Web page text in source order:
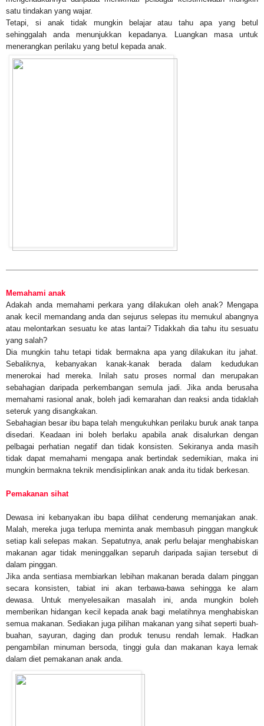
satu tindakan yang wajar.
Tetapi, si anak tidak mungkin belajar atau tahu apa yang betul
sehinggalah anda menunjukkan kepadanya. Luangkan masa untuk
menerangkan perilaku yang betul kepada anak.
Memahami anak
Adakah anda memahami perkara yang dilakukan oleh anak? Mengapa
anak kecil memandang anda dan sejurus selepas itu memukul abangnya
atau melontarkan sesuatu ke atas lantai? Tidakkah dia tahu itu sesuatu
yang salah?
Dia mungkin tahu tetapi tidak bermakna apa yang dilakukan itu jahat.
Sebaliknya, kebanyakan kanak-kanak berada dalam kedudukan
menerokai had mereka. Inilah satu proses normal dan merupakan
sebahagian daripada perkembangan semula jadi. Jika anda berusaha
memahami rasional anak, boleh jadi kemarahan dan reaksi anda tidaklah
seteruk yang disangkakan.
Sebahagian besar ibu bapa telah mengukuhkan perilaku buruk anak tanpa
disedari. Keadaan ini boleh berlaku apabila anak disalurkan dengan
pelbagai perhatian negatif dan tidak konsisten. Sekiranya anda masih
tidak dapat memahami mengapa anak bertindak sedemikian, maka ini
mungkin bermakna teknik mendisiplinkan anak anda itu tidak berkesan.
Pemakanan sihat
Dewasa ini kebanyakan ibu bapa dilihat cenderung memanjakan anak.
Malah, mereka juga terlupa meminta anak membasuh pinggan mangkuk
setiap kali selepas makan. Sepatutnya, anak perlu belajar menghabiskan
makanan agar tidak meninggalkan separuh daripada sajian tersebut di
dalam pinggan.
Jika anda sentiasa membiarkan lebihan makanan berada dalam pinggan
secara konsisten, tabiat ini akan terbawa-bawa sehingga ke alam
dewasa. Untuk menyelesaikan masalah ini, anda mungkin boleh
memberikan hidangan kecil kepada anak bagi melatihnya menghabiskan
semua makanan. Sediakan juga pilihan makanan yang sihat seperti buah-
buahan, sayuran, daging dan produk tenusu rendah lemak. Hadkan
pengambilan minuman bersoda, tinggi gula dan makanan kaya lemak
dalam diet pemakanan anak anda.